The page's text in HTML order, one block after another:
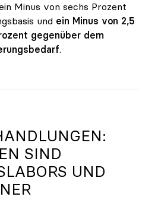
Minus von sechs Prozent
und ein Minus von 2,5
gegenüber dem
.
Universitäten
SIND
UND